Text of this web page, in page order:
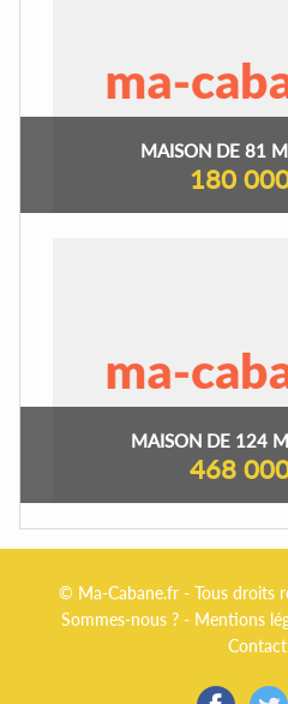
MAISON DE 81
180
MAISON DE 124
468
© Ma-Cabane.fr - Tous droits
Sommes-nous ? - Mentions